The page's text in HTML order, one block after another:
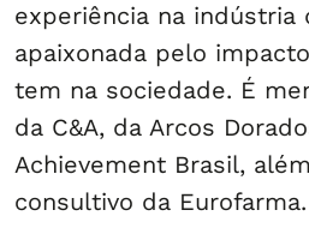
experiência na indústria
apaixonada pelo
tem na sociedade. É
da C&A, da Arcos
Achievement Brasil,
consultivo da Eurofarma.